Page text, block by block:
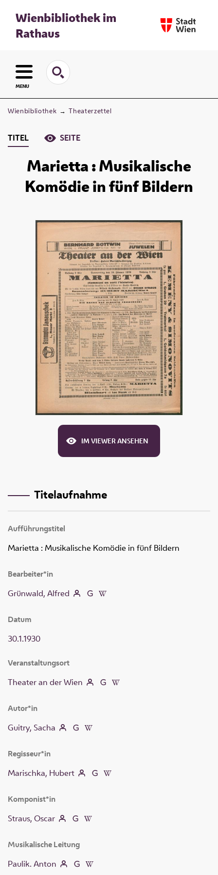
Wienbibliothek im
Rathaus
MENU
Wienbibliothek → Theaterzettel
TITEL SEITE
Marietta : Musikalische
Komödie in fünf Bildern
IM VIEWER ANSEHEN
Titelaufnahme
Aufführungstitel
Marietta : Musikalische Komödie in fünf Bildern
Autor*in
Guitry, Sacha
Regisseur*in
Marischka, Hubert
Komponist*in
Straus, Oscar
Musikalische Leitung
Paulik. Anton
Bearbeiter*in
Grünwald, Alfred
Veranstaltungsort
Theater an der Wien
Datum
30.1.1930